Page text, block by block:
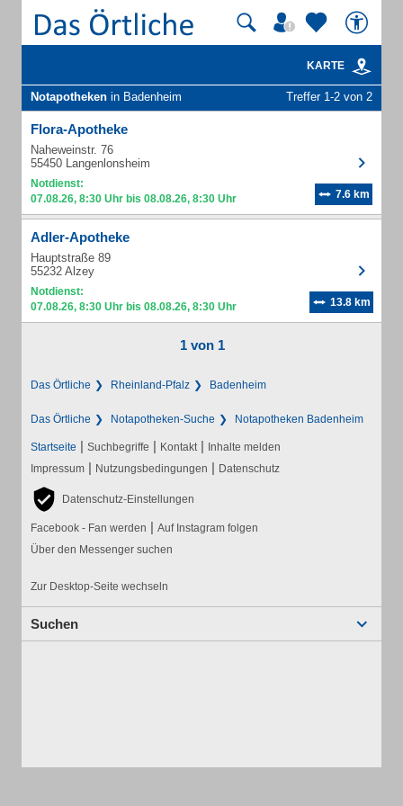
KARTE
Notapotheken in Badenheim Treffer 1-2 von 2
Flora-Apotheke
Naheweinstr. 76
55450 Langenlonsheim
Notdienst:
07.08.26, 8:30 Uhr bis 08.08.26, 8:30 Uhr
7.6 km
Adler-Apotheke
Hauptstraße 89
55232 Alzey
Notdienst:
07.08.26, 8:30 Uhr bis 08.08.26, 8:30 Uhr
13.8 km
1 von 1
Das Örtliche Rheinland-Pfalz Badenheim
Das Örtliche Notapotheken-Suche Notapotheken Badenheim
Startseite | Suchbegriffe | Kontakt | Inhalte melden
Impressum | Nutzungsbedingungen | Datenschutz
Datenschutz-Einstellungen
Facebook - Fan werden | Auf Instagram folgen
Über den Messenger suchen
Zur Desktop-Seite wechseln
Suchen